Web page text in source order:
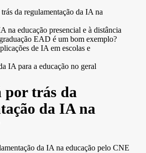
da regulamentação da IA na
na educação presencial e à distância
EAD é um bom exemplo?
de IA em escolas e
IA para a educação no geral
por trás da
da IA na
da IA na educação pelo CNE